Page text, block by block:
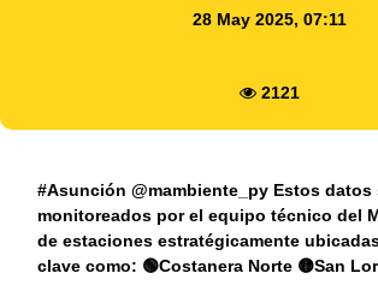
28 May 2025, 07:11
2121
#Asunción @mambiente_py Estos datos
monitoreados por el equipo técnico del
de estaciones estratégicamente
clave como: 🟢Costanera Norte 🟡San